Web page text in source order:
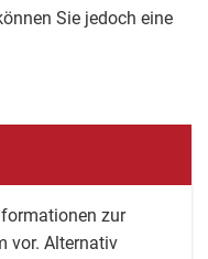
Sie jedoch eine
zur
vor. Alternativ